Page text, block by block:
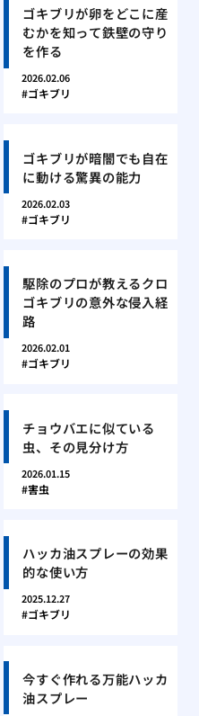
ゴキブリが卵をどこに産
むかを知って鉄壁の守り
を作る
2026.02.06
ゴキブリ
ゴキブリが暗闇でも自在
に動ける驚異の能力
2026.02.03
ゴキブリ
駆除のプロが教えるクロ
ゴキブリの意外な侵入経
路
2026.02.01
ゴキブリ
チョウバエに似ている
虫、その見分け方
2026.01.15
害虫
ハッカ油スプレーの効果
的な使い方
2025.12.27
ゴキブリ
今すぐ作れる万能ハッカ
油スプレー